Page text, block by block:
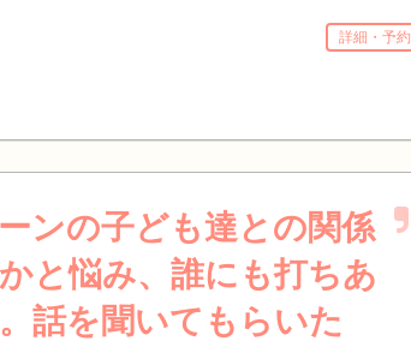
詳細・予約
ンの子ども達との関係
と悩み、誰にも打ちあ
話を聞いてもらいた